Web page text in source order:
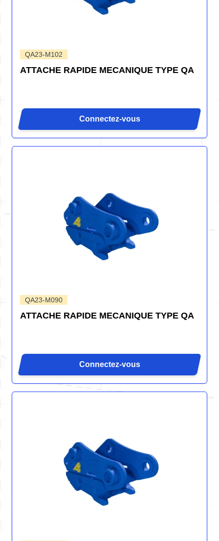
QA23-M102
ATTACHE RAPIDE MECANIQUE TYPE QA
Connectez-vous
QA23-M090
ATTACHE RAPIDE MECANIQUE TYPE QA
Connectez-vous